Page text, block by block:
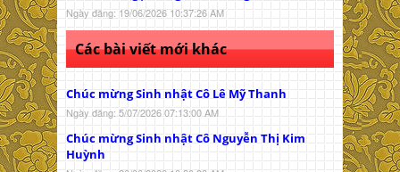
Ngày đăng: 19/06/2026 10:37:26 AM
Các bài viết mới khác
Chúc mừng Sinh nhật Cô Lê Mỹ Thanh
Ngày đăng: 5/07/2026 07:13:00 AM
Chúc mừng Sinh nhật Cô Nguyễn Thị Kim
Huỳnh